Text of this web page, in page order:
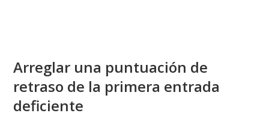
Arreglar una puntuación de
retraso de la primera entrada
deficiente